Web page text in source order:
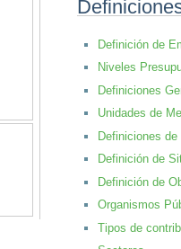
Definición de
Niveles
Definiciones
Unidades de
Definiciones
Definición de
Definición de
Organismos
Tipos de